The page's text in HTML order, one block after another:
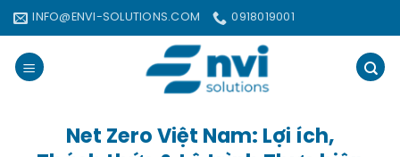
Bỏ
qua
nội
dung
INFO@ENVI-SOLUTIONS.COM 0918019001
Net Zero Việt Nam: Lợi ích,